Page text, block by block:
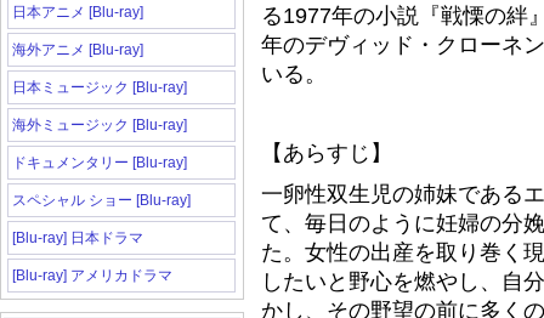
日本アニメ [Blu-ray]
海外アニメ [Blu-ray]
日本ミュージック [Blu-ray]
海外ミュージック [Blu-ray]
ドキュメンタリー [Blu-ray]
スペシャル ショー [Blu-ray]
[Blu-ray] 日本ドラマ
[Blu-ray] アメリカドラマ
る1977年の小説『戦慄の絆
年のデヴィッド・クローネ
いる。
【あらすじ】
一卵性双生児の姉妹である
て、毎日のように妊婦の分
た。女性の出産を取り巻く
したいと野心を燃やし、自
かし、その野望の前に多く